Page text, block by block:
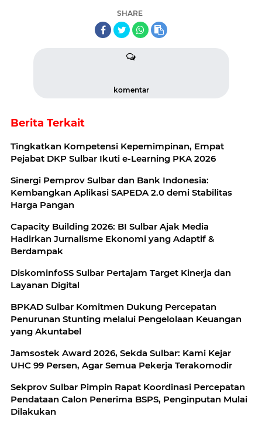
SHARE
komentar
Berita Terkait
Tingkatkan Kompetensi Kepemimpinan, Empat
Pejabat DKP Sulbar Ikuti e-Learning PKA 2026
Sinergi Pemprov Sulbar dan Bank Indonesia:
Kembangkan Aplikasi SAPEDA 2.0 demi Stabilitas
Harga Pangan
Capacity Building 2026: BI Sulbar Ajak Media
Hadirkan Jurnalisme Ekonomi yang Adaptif &
Berdampak
DiskominfoSS Sulbar Pertajam Target Kinerja dan
Layanan Digital
BPKAD Sulbar Komitmen Dukung Percepatan
Penurunan Stunting melalui Pengelolaan Keuangan
yang Akuntabel
Jamsostek Award 2026, Sekda Sulbar: Kami Kejar
UHC 99 Persen, Agar Semua Pekerja Terakomodir
Sekprov Sulbar Pimpin Rapat Koordinasi Percepatan
Pendataan Calon Penerima BSPS, Penginputan Mulai
Dilakukan